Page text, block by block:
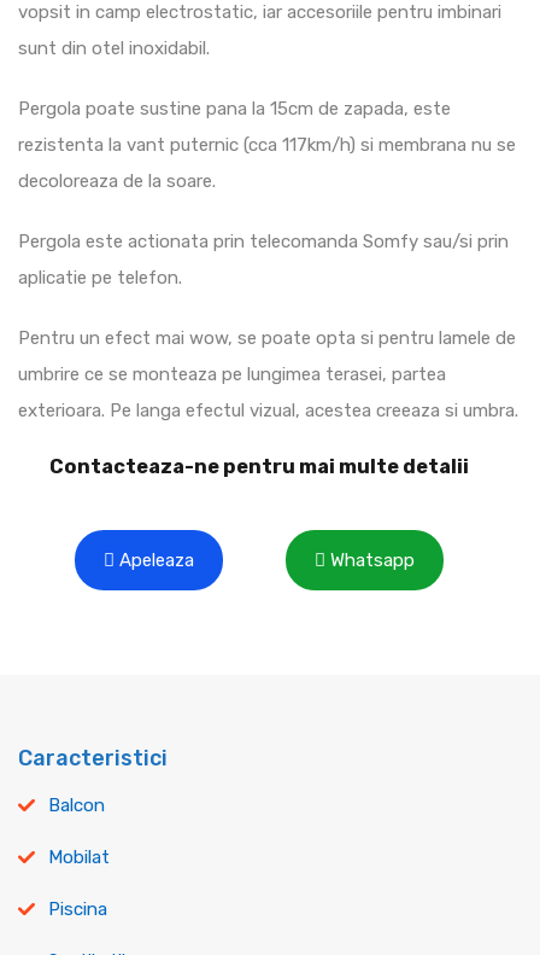
vopsit in camp electrostatic, iar accesoriile pentru imbinari
sunt din otel inoxidabil.
Pergola poate sustine pana la 15cm de zapada, este
rezistenta la vant puternic (cca 117km/h) si membrana nu se
decoloreaza de la soare.
Pergola este actionata prin telecomanda Somfy sau/si prin
aplicatie pe telefon.
Pentru un efect mai wow, se poate opta si pentru lamele de
umbrire ce se monteaza pe lungimea terasei, partea
exterioara. Pe langa efectul vizual, acestea creeaza si umbra.
Contacteaza-ne pentru mai multe detalii
Apeleaza Whatsapp
Caracteristici
Balcon
Mobilat
Piscina